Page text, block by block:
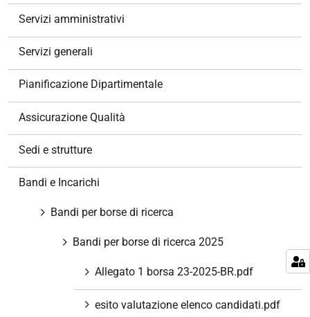
Servizi amministrativi
Servizi generali
Pianificazione Dipartimentale
Assicurazione Qualità
Sedi e strutture
Bandi e Incarichi
Bandi per borse di ricerca
Bandi per borse di ricerca 2025
Allegato 1 borsa 23-2025-BR.pdf
esito valutazione elenco candidati.pdf